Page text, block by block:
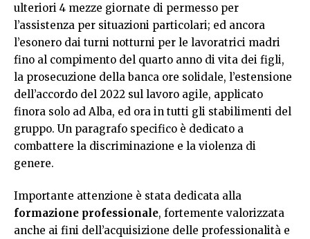
ulteriori 4 mezze giornate di permesso per
l’assistenza per situazioni particolari; ed ancora
l’esonero dai turni notturni per le lavoratrici madri
fino al compimento del quarto anno di vita dei figli,
la prosecuzione della banca ore solidale, l’estensione
dell’accordo del 2022 sul lavoro agile, applicato
finora solo ad Alba, ed ora in tutti gli stabilimenti del
gruppo. Un paragrafo specifico è dedicato a
combattere la discriminazione e la violenza di
genere.
Importante attenzione è stata dedicata alla
formazione professionale, fortemente valorizzata
anche ai fini dell’acquisizione delle professionalità e